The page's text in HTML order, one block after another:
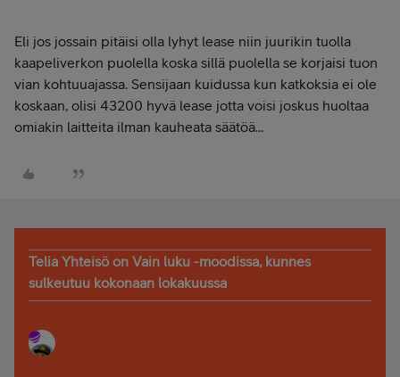
Eli jos jossain pitäisi olla lyhyt lease niin juurikin tuolla
kaapeliverkon puolella koska sillä puolella se korjaisi tuon
vian kohtuuajassa. Sensijaan kuidussa kun katkoksia ei ole
koskaan, olisi 43200 hyvä lease jotta voisi joskus huoltaa
omiakin laitteita ilman kauheata säätöä...
Telia Yhteisö on Vain luku -moodissa, kunnes
sulkeutuu kokonaan lokakuussa